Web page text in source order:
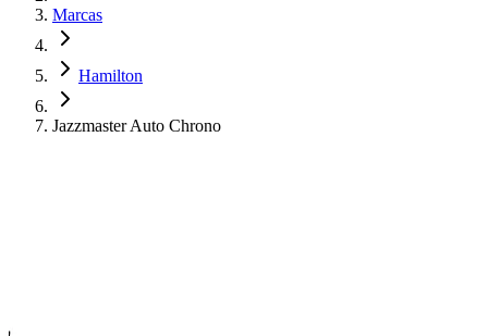
Marcas
Hamilton
Jazzmaster Auto Chrono